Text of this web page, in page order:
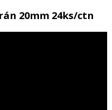
20mm 24ks/ctn